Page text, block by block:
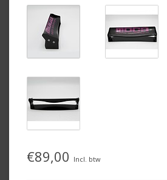
€89,00 Incl. btw